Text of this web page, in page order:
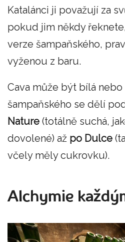
Katalánci ji považují za
pokud jim někdy
verze šampaňského,
vyženou z baru.
Cava může být bílá
šampaňského se dělí
Nature (totálně suchá,
dovolené) až po Dulce
včely měly cukrovku).
Alchymie